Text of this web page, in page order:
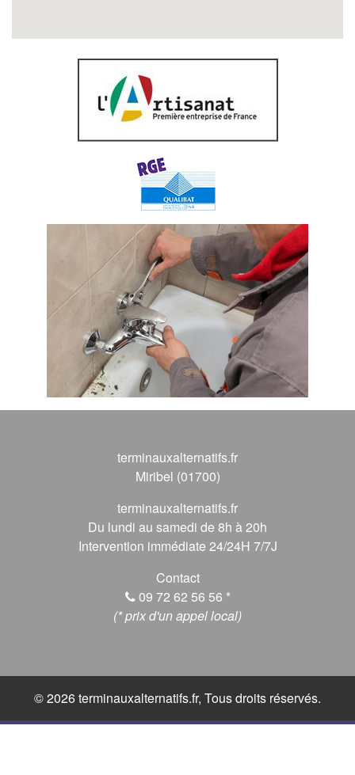
terminauxalternatifs.fr
Miribel (01700)
terminauxalternatifs.fr
Du lundi au samedi de 8h à 20h
Intervention immédiate 24/24H 7/7J
Contact
09 72 62 56 56 *
(* prix d'un appel local)
© 2026 terminauxalternatifs.fr, Tous droits réservés.